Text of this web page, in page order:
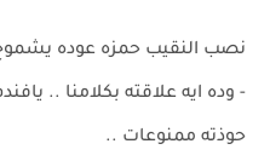
نصب النقيب حمزه عوده يشموخ
- وده ايه علاقته بكلامنا ..
حوذته ممنوعات ..